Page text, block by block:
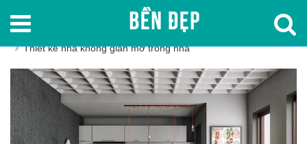
Trang chủ
Cẩm nang xây nhà bền đẹp
Thiết kế nhà không gian mở trong nhà